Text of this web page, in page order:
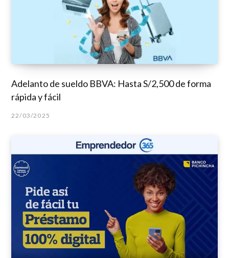
Adelanto de sueldo BBVA: Hasta S/2,500 de forma
rápida y fácil
22/03/2025